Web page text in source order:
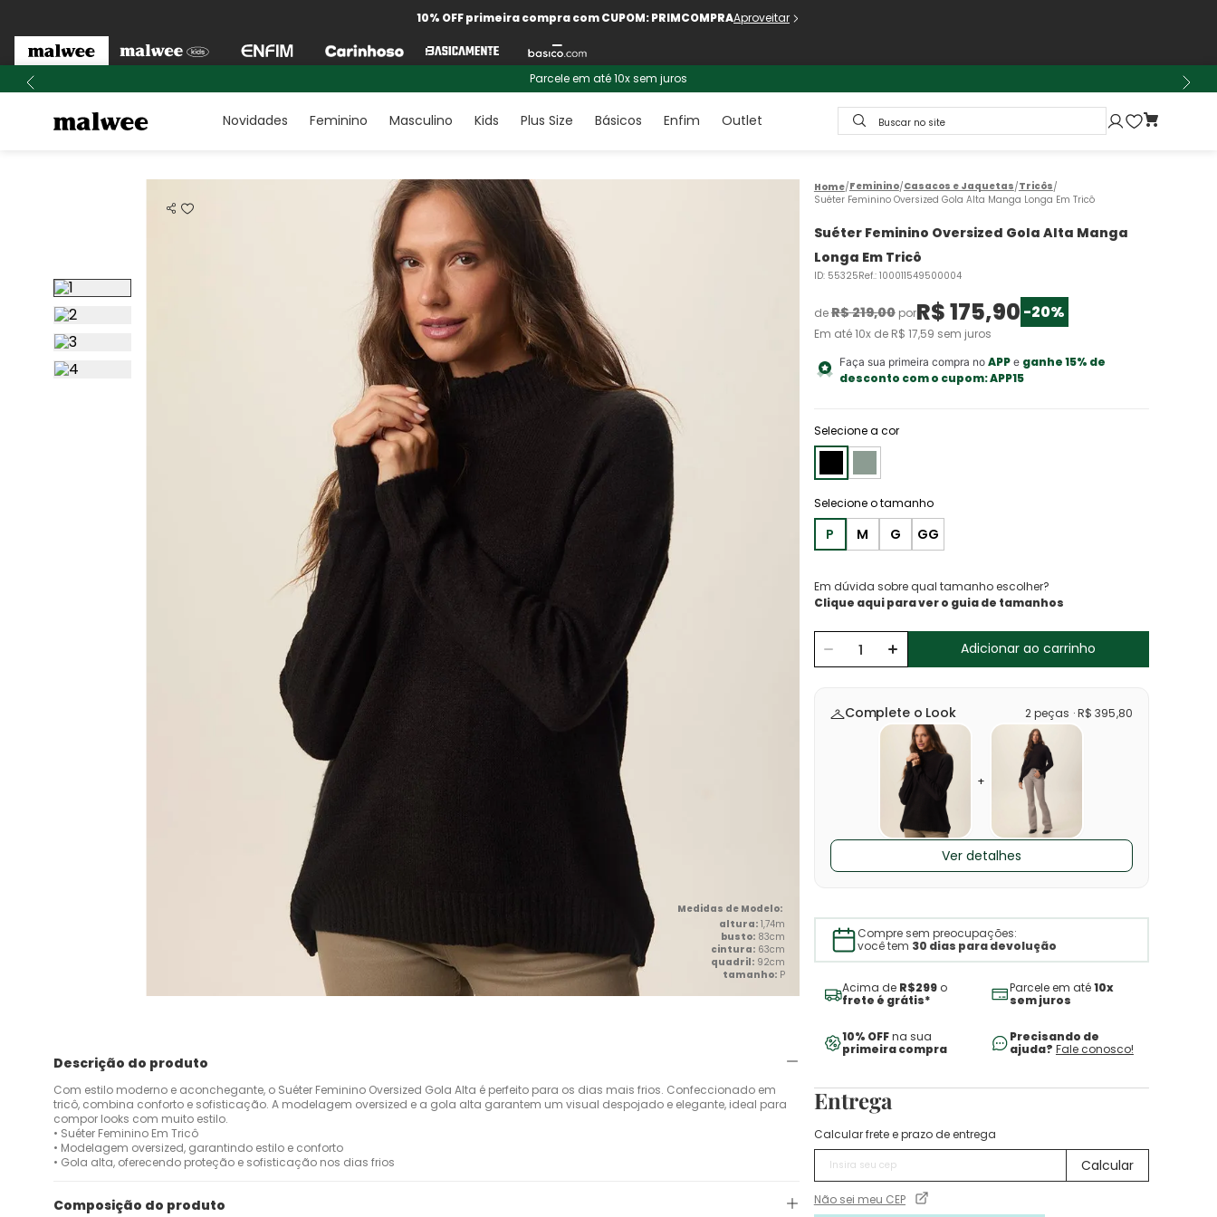
10% OFF primeira compra com CUPOM: PRIMCOMPRAAproveitar
Parcele em até 10x sem juros
Novidades Feminino Masculino Kids Plus Size Básicos Enfim Outlet Buscar no site
altura: 1,74m
busto: 83cm
cintura: 63cm
quadril: 92cm
tamanho: P
Descrição do produto
Com estilo moderno e aconchegante, o Suéter Feminino Oversized Gola Alta é perfeito para os dias mais frios. Confeccionado em
tricô, combina conforto e sofisticação. A modelagem oversized e a gola alta garantem um visual despojado e elegante, ideal para
compor looks com muito estilo.
• Suéter Feminino Em Tricô
• Modelagem oversized, garantindo estilo e conforto
• Gola alta, oferecendo proteção e sofisticação nos dias frios
Composição do produto
Feminino Casacos e Jaquetas Tricôs
Suéter Feminino Oversized Gola Alta Manga Longa Em Tricô
Suéter Feminino Oversized Gola Alta Manga
Longa Em Tricô
ID: 55325Ref.: 100011549500004
deR$219,00porR$175,90 -20%
Em até10x de R$ 17,59 sem juros
Faça sua primeira compra no APPe ganhe 15% de
desconto com o cupom:APP15
Selecione a cor
P M G GG
Em dúvida sobre qual tamanho escolher?
Clique aqui para ver o guia de tamanhos
Adicionar ao carrinho
Complete o Look 2peças ·R$ 395,80
+
Ver detalhes
Compre sem preocupações:
você tem 30 dias para devolução
Acima de R$299o
frete é grátis*
Parcele em até10x
sem juros
10% OFFna sua
primeira compra
Precisando de
ajuda? Fale conosco!
Entrega
Calcular frete e prazo de entrega
Não sei meu CEP